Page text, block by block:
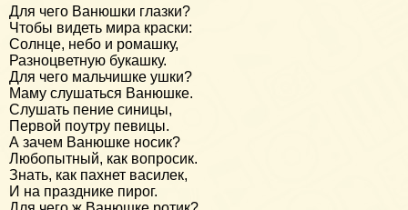
Для чего Ванюшки глазки?
Чтобы видеть мира краски:
Солнце, небо и ромашку,
Разноцветную букашку.
Для чего мальчишке ушки?
Маму слушаться Ванюшке.
Слушать пение синицы,
Первой поутру певицы.
А зачем Ванюшке носик?
Любопытный, как вопросик.
Знать, как пахнет василек,
И на празднике пирог.